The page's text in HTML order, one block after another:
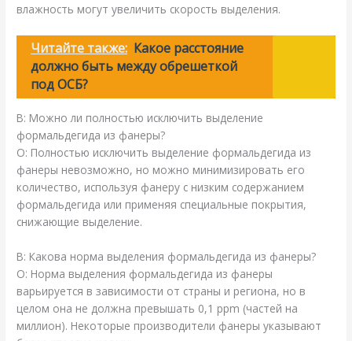
влажность могут увеличить скорость выделения.
Читайте также: Какое расстояние
должно быть между обрешеткой
под ОСБ?
В: Можно ли полностью исключить выделение
формальдегида из фанеры?
О: Полностью исключить выделение формальдегида из
фанеры невозможно, но можно минимизировать его
количество, используя фанеру с низким содержанием
формальдегида или применяя специальные покрытия,
снижающие выделение.
В: Какова норма выделения формальдегида из фанеры?
О: Норма выделения формальдегида из фанеры
варьируется в зависимости от страны и региона, но в
целом она не должна превышать 0,1 ppm (частей на
миллион). Некоторые производители фанеры указывают